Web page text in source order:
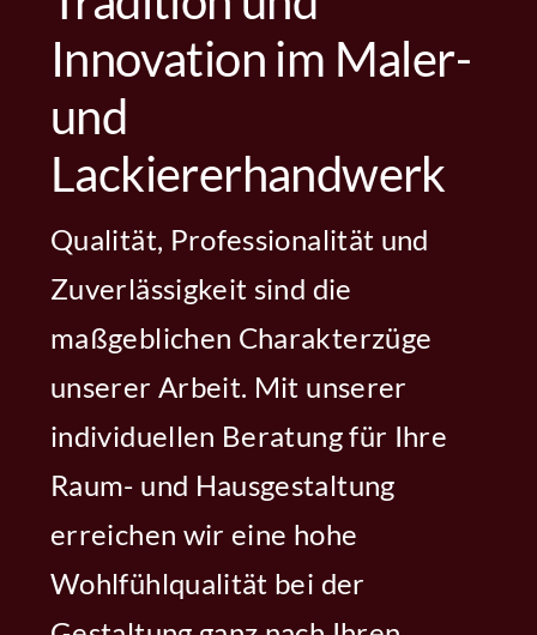
Innovation im Maler-
und
Lackiererhandwerk
Qualität, Professionalität und
Zuverlässigkeit sind die
maßgeblichen Charakterzüge
unserer Arbeit. Mit unserer
individuellen Beratung für Ihre
Raum- und Hausgestaltung
erreichen wir eine hohe
Wohlfühlqualität bei der